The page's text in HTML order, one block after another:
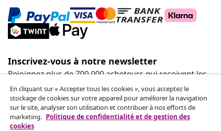
Inscrivez-vous à notre newsletter
Rejoignez plus de 700 000 acheteurs qui reçoivent les
offres hebdomadaires, les promotions saisonnières et
les nouveautés de vidaXL.
Nos comptes de réseaux sociaux
En cliquant sur « Accepter tous les cookies », vous acceptez le
stockage de cookies sur votre appareil pour améliorer la navigation
sur le site, analyser son utilisation et contribuer à nos efforts de
marketing. Politique de confidentialité et de gestion des
cookies